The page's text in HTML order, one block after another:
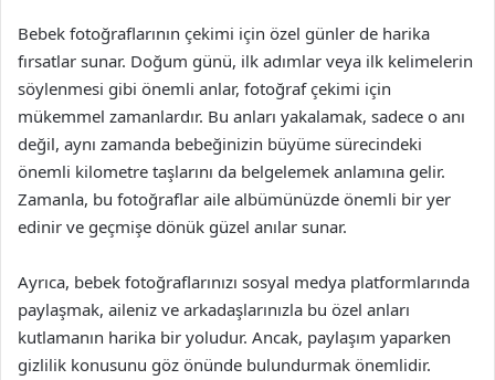
Bebek fotoğraflarının çekimi için özel günler de harika
fırsatlar sunar. Doğum günü, ilk adımlar veya ilk kelimelerin
söylenmesi gibi önemli anlar, fotoğraf çekimi için
mükemmel zamanlardır. Bu anları yakalamak, sadece o anı
değil, aynı zamanda bebeğinizin büyüme sürecindeki
önemli kilometre taşlarını da belgelemek anlamına gelir.
Zamanla, bu fotoğraflar aile albümünüzde önemli bir yer
edinir ve geçmişe dönük güzel anılar sunar.
Ayrıca, bebek fotoğraflarınızı sosyal medya platformlarında
paylaşmak, aileniz ve arkadaşlarınızla bu özel anları
kutlamanın harika bir yoludur. Ancak, paylaşım yaparken
gizlilik konusunu göz önünde bulundurmak önemlidir.